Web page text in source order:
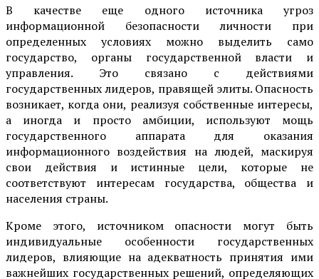
В качестве еще одного источника угроз
информационной безопасности личности при
определенных условиях можно выделить само
государство, органы государственной власти и
управления. Это связано с действиями
государственных лидеров, правящей элиты. Опасность
возникает, когда они, реализуя собственные интересы,
а иногда и просто амбиции, используют мощь
государственного аппарата для оказания
информационного воздействия на людей, маскируя
свои действия и истинные цели, которые не
соответствуют интересам государства, общества и
населения страны.
Кроме этого, источником опасности могут быть
индивидуальные особенности государственных
лидеров, влияющие на адекватность принятия ими
важнейших государственных решений, определяющих